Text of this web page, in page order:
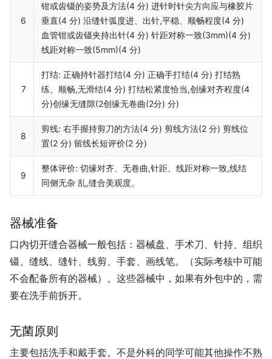
6
钳或齿镊的姿势及方法(4 分) 进针时针尖方向应与橡胶片
垂直(4 分) 沿缝针弧度进、出针,平稳、顺畅程度(4 分)
血管钳或齿镊夹持出针(4 分) 针距对称一致(3mm)(4 分)
线距对称一致(5mm)(4 分)
7
打结: 正确持针器打结(4 分) 正确手打结(4 分) 打结熟
练、顺畅,无滑结(4 分) 打结松紧度恰当,创缘对齐程度(4
分)创缘无缝隙(2创缘无卷曲(2分) 分)
8
剪线: 右手握持剪刀的方法(4 分) 剪线方法(2 分) 剪线位
置(2 分) 留线长短评价(2 分)
9
整体评价: 切缘对齐、无卷曲,针距、线距对称一致,线结
同侧无杂 乱,缝合美观度。
器械准备
口内切开缝合器械一般包括：器械盘、手术刀、针持、组织
镊、缝线、缝针、线剪、手套、画线笔。（实际考核中可能
不会配备所有的器械）。这些器械中，如果有外包中的，需
要在洗手前拆开。
无菌原则
主要包括洗手和戴手套。不是外科的同学可能其他操作不熟